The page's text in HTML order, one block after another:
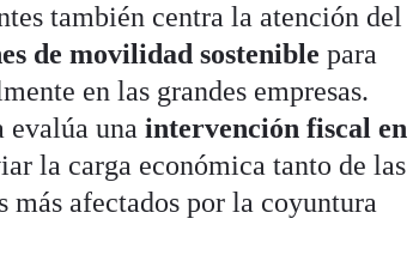
también centra la atención del
de movilidad sostenible para
en las grandes empresas.
evalúa unaintervención fiscal en
la carga económica tanto de las
afectados por la coyuntura